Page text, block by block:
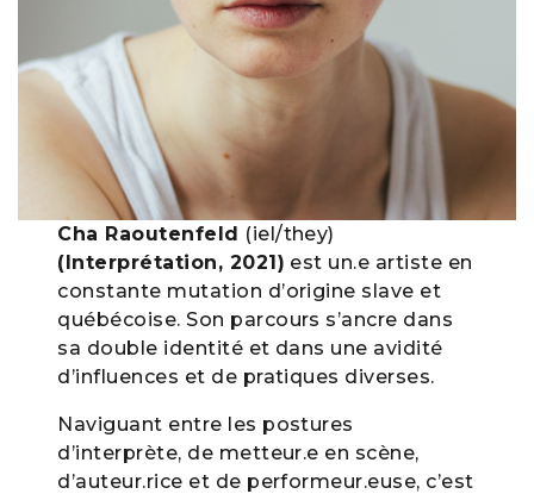
Cha Raoutenfeld (iel/they)
(Interprétation, 2021) est un.e artiste en
constante mutation d’origine slave et
québécoise. Son parcours s’ancre dans
sa double identité et dans une avidité
d’influences et de pratiques diverses.
Naviguant entre les postures
d’interprète, de metteur.e en scène,
d’auteur.rice et de performeur.euse, c’est